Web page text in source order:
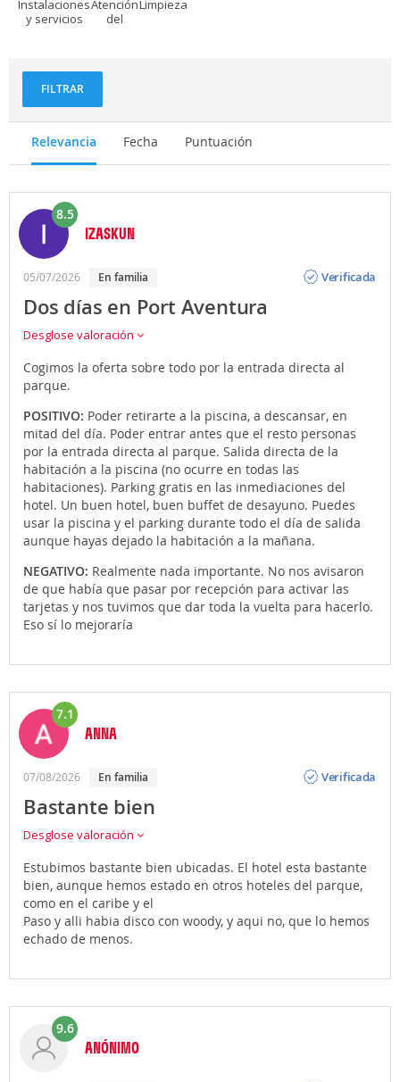
Instalaciones
y servicios
Atención
del
Limpieza
FILTRAR
Relevancia Fecha Puntuación
8.5
IZASKUN
05/07/2026 en familia
Verificada
Dos días en Port Aventura
Desglose valoración
Cogimos la oferta sobre todo por la entrada directa al
parque.
POSITIVO: Poder retirarte a la piscina, a descansar, en
mitad del día. Poder entrar antes que el resto personas
por la entrada directa al parque. Salida directa de la
habitación a la piscina (no ocurre en todas las
habitaciones). Parking gratis en las inmediaciones del
hotel. Un buen hotel, buen buffet de desayuno. Puedes
usar la piscina y el parking durante todo el día de salida
aunque hayas dejado la habitación a la mañana.
NEGATIVO: Realmente nada importante. No nos avisaron
de que había que pasar por recepción para activar las
tarjetas y nos tuvimos que dar toda la vuelta para hacerlo.
Eso sí lo mejoraría
7.1
ANNA
07/08/2026 en familia
Verificada
Bastante bien
Desglose valoración
Estubimos bastante bien ubicadas. El hotel esta bastante
bien, aunque hemos estado en otros hoteles del parque,
como en el caribe y el
Paso y alli habia disco con woody, y aqui no, que lo hemos
echado de menos.
9.6
ANÓNIMO